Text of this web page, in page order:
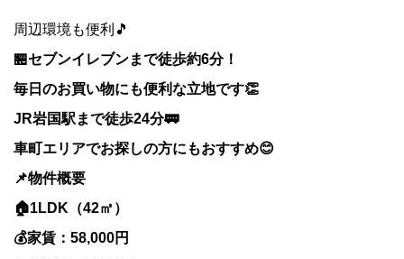
周辺環境も便利🎵
🏪セブンイレブンまで徒歩約6分！
毎日のお買い物にも便利な立地です👏
JR岩国駅まで徒歩24分🚃
車町エリアでお探しの方にもおすすめ😊
📌物件概要
🏠1LDK（42㎡）
💰家賃：58,000円